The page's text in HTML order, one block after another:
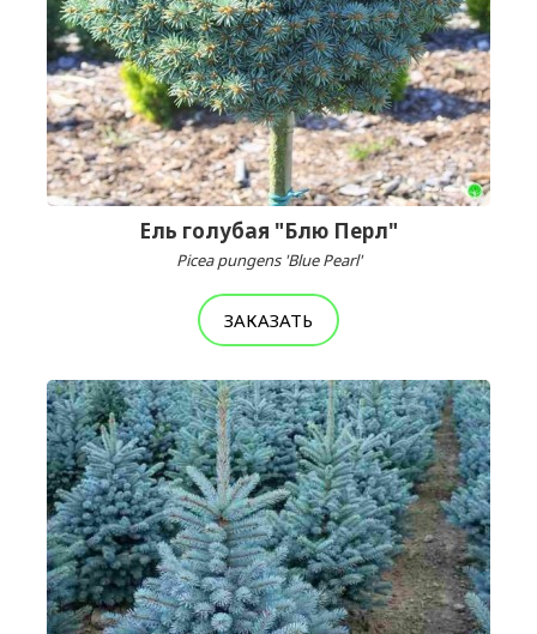
Ель голубая "Блю Перл"
Picea pungens 'Blue Pearl'
ЗАКАЗАТЬ